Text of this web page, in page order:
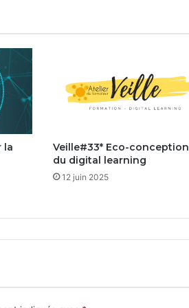
la
Veille#33* Eco-conception
du digital learning
12 juin 2025